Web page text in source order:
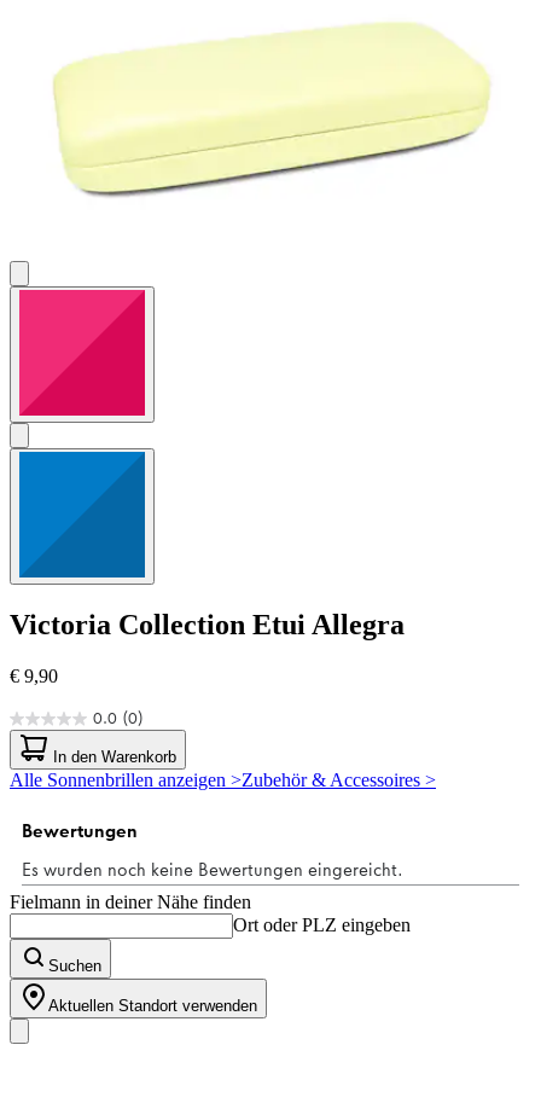
Victoria Collection Etui Allegra
€ 9,90
0.0 (0)
0.0
von
5
Sternen.
In den Warenkorb
Alle Sonnenbrillen anzeigen >Zubehör & Accessoires >
Fielmann in deiner Nähe finden
Ort oder PLZ eingeben
Suchen
Aktuellen Standort verwenden